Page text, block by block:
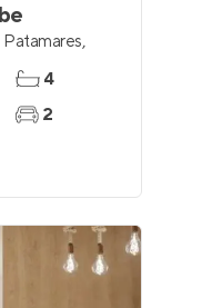
Patamares,
4
2